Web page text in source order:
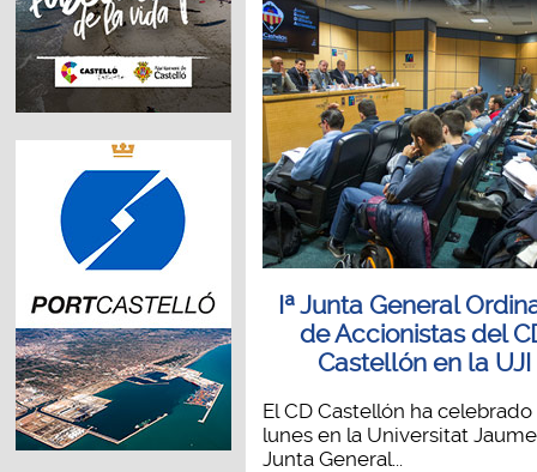
Iª Junta General
de Accionistas del
Castellón en la UJI
El CD Castellón ha
lunes en la Universitat
Junta General...